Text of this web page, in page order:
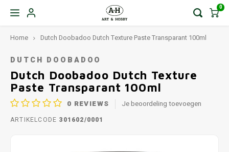
0
Home Dutch Doobadoo Dutch Texture Paste Transparant 100ml
DUTCH DOOBADOO
Dutch Doobadoo Dutch Texture
Paste Transparant 100ml
0 REVIEWS Je beoordeling toevoegen
ARTIKELCODE 301602/0001